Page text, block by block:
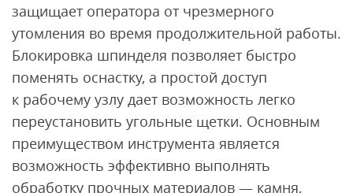
защищает оператора от чрезмерного
утомления во время продолжительной работы.
Блокировка шпинделя позволяет быстро
поменять оснастку, а простой доступ
к рабочему узлу дает возможность легко
переустановить угольные щетки. Основным
преимуществом инструмента является
возможность эффективно выполнять
обработку прочных материалов — камня,